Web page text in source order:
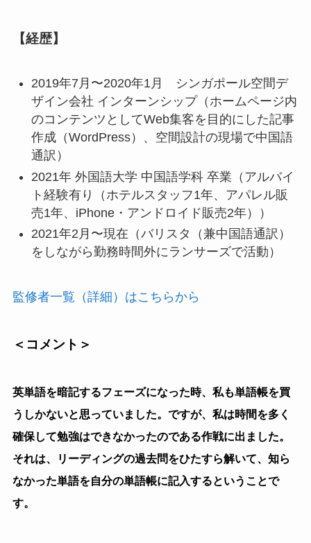
【経歴】
2019年7月〜2020年1月 シンガポール空間デ
ザイン会社 インターンシップ（ ホームページ内
のコンテンツとしてWeb集客を目的にした記事
作成（WordPress）、 空間設計の現場で中国語
通訳）
2021年 外国語大学 中国語学科 卒業（ アルバイ
ト経験有り（ホテルスタッフ1年、アパレル販
売1年、iPhone・アンドロイド販売2年））
2021年2月〜現在（バリスタ（兼中国語通訳）
をしながら勤務時間外にランサーズで活動）
監修者一覧（詳細）はこちらから
＜コメント＞
英単語を暗記するフェーズになった時、私も単語帳を買
うしかないと思っていました。ですが、私は時間を多く
確保して勉強はできなかったのである作戦に出ました。
それは、リーディングの過去問をひたすら解いて、知ら
なかった単語を自分の単語帳に記入するということで
す。